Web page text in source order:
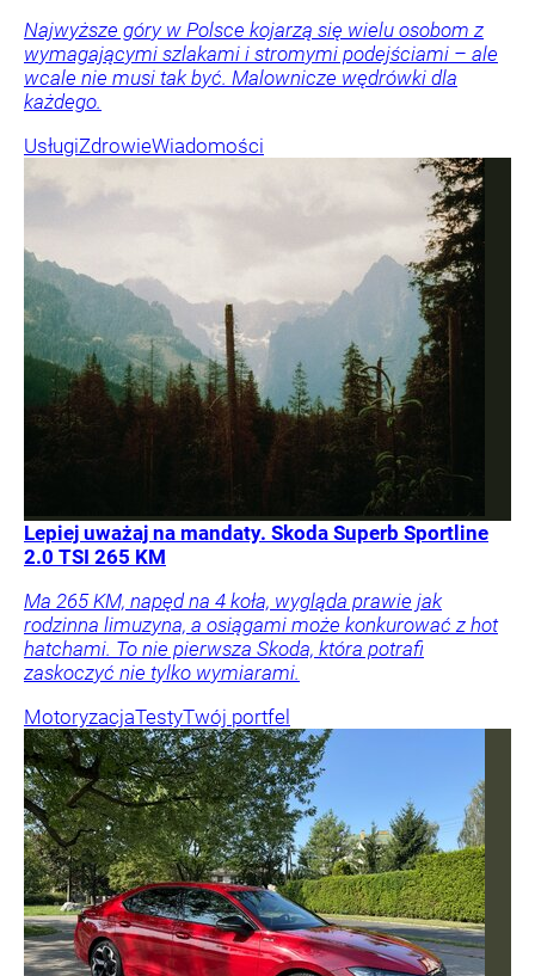
Najwyższe góry w Polsce kojarzą się wielu osobom z
wymagającymi szlakami i stromymi podejściami – ale
wcale nie musi tak być. Malownicze wędrówki dla
każdego.
UsługiZdrowieWiadomości
Lepiej uważaj na mandaty. Skoda Superb Sportline
2.0 TSI 265 KM
Ma 265 KM, napęd na 4 koła, wygląda prawie jak
rodzinna limuzyna, a osiągami może konkurować z hot
hatchami. To nie pierwsza Skoda, która potrafi
zaskoczyć nie tylko wymiarami.
MotoryzacjaTestyTwój portfel